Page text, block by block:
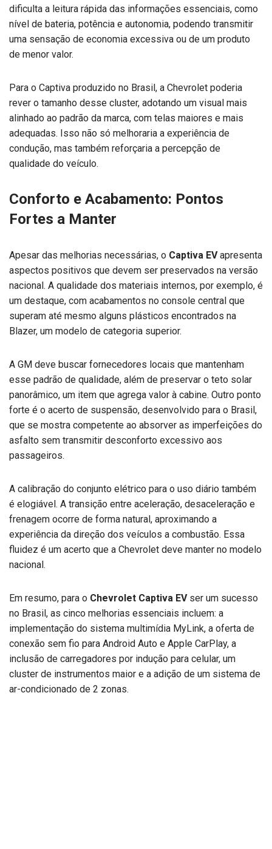
dificulta a leitura rápida das informações essenciais, como
nível de bateria, potência e autonomia, podendo transmitir
uma sensação de economia excessiva ou de um produto
de menor valor.
Para o Captiva produzido no Brasil, a Chevrolet poderia
rever o tamanho desse cluster, adotando um visual mais
alinhado ao padrão da marca, com telas maiores e mais
adequadas. Isso não só melhoraria a experiência de
condução, mas também reforçaria a percepção de
qualidade do veículo.
Conforto e Acabamento: Pontos
Fortes a Manter
Apesar das melhorias necessárias, o Captiva EVapresenta
aspectos positivos que devem ser preservados na versão
nacional. A qualidade dos materiais internos, por exemplo, é
um destaque, com acabamentos no console central que
superam até mesmo alguns plásticos encontrados na
Blazer, um modelo de categoria superior.
A GM deve buscar fornecedores locais que mantenham
esse padrão de qualidade, além de preservar o teto solar
panorâmico, um item que agrega valor à cabine. Outro ponto
forte é o acerto de suspensão, desenvolvido para o Brasil,
que se mostra competente ao absorver as imperfeições do
asfalto sem transmitir desconforto excessivo aos
passageiros.
A calibração do conjunto elétrico para o uso diário também
é elogiável. A transição entre aceleração, desaceleração e
frenagem ocorre de forma natural, aproximando a
experiência da direção dos veículos a combustão. Essa
fluidez é um acerto que a Chevrolet deve manter no modelo
nacional.
Em resumo, para o Chevrolet Captiva EVser um sucesso
no Brasil, as cinco melhorias essenciais incluem: a
implementação do sistema multimídia MyLink, a oferta de
conexão sem fio para Android Auto e Apple CarPlay, a
inclusão de carregadores por indução para celular, um
cluster de instrumentos maior e a adição de um sistema de
ar-condicionado de 2 zonas.